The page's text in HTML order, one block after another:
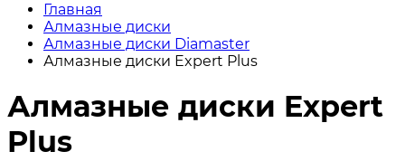
Главная
Алмазные диски
Алмазные диски Diamaster
Алмазные диски Expert Plus
Алмазные диски Expert
Plus